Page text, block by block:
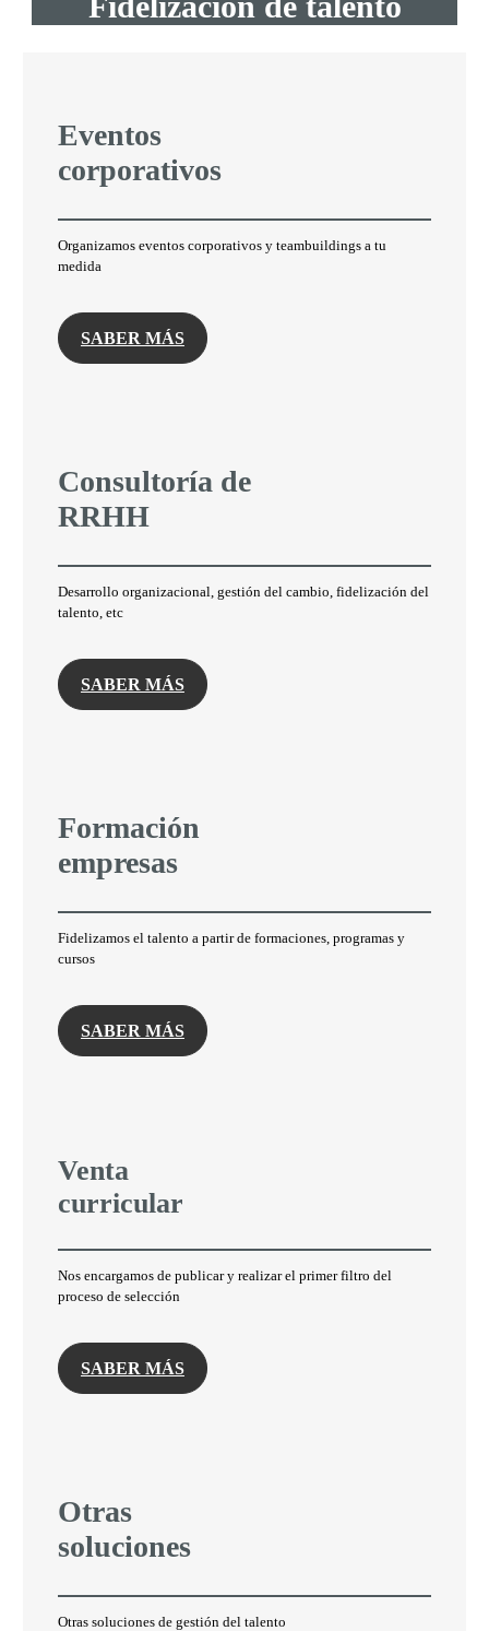
Eventos
corporativos
Organizamos eventos corporativos y teambuildings a tu
medida
SABER MÁS
Consultoría de
RRHH
Desarrollo organizacional, gestión del cambio, fidelización del
talento, etc
SABER MÁS
Formación
empresas
Fidelizamos el talento a partir de formaciones, programas y
cursos
SABER MÁS
Venta
curricular
Nos encargamos de publicar y realizar el primer filtro del
proceso de selección
SABER MÁS
Otras
soluciones
Otras soluciones de gestión del talento